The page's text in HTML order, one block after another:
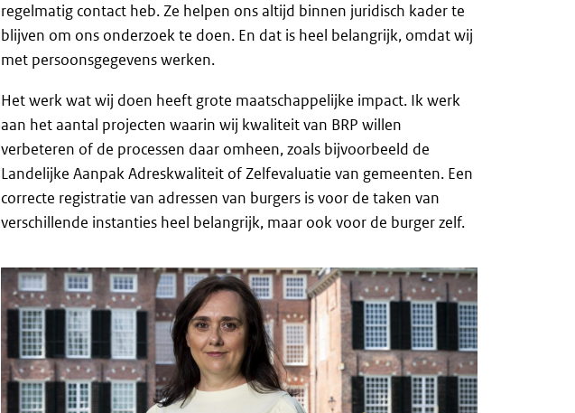
regelmatig contact heb. Ze helpen ons altijd binnen juridisch kader te
blijven om ons onderzoek te doen. En dat is heel belangrijk, omdat wij
met persoonsgegevens werken.
Het werk wat wij doen heeft grote maatschappelijke impact. Ik werk
aan het aantal projecten waarin wij kwaliteit van BRP willen
verbeteren of de processen daar omheen, zoals bijvoorbeeld de
Landelijke Aanpak Adreskwaliteit of Zelfevaluatie van gemeenten. Een
correcte registratie van adressen van burgers is voor de taken van
verschillende instanties heel belangrijk, maar ook voor de burger zelf.
Image